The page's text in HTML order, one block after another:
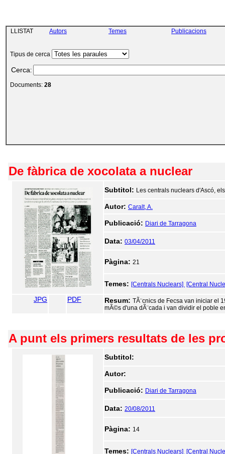
LLISTAT Autors Temes Publicacions
Tipus de cerca
Cerca:
Documents: 28
De fàbrica de xocolata a nuclear
Subtitol: Les centrals nuclears d'Ascó,
Autor: Caralt, A.
Publicació: Diari de Tarragona
Data: 03/04/2011
Pàgina: 21
Temes: [Centrals Nuclears] [Central
JPG PDF Resum: TÃ¨cnics de Fecsa van iniciar el
mÃ©s d'una dÃ¨cada i van dividir el poble
A punt els primers resultats de les
Subtitol:
Autor:
Publicació: Diari de Tarragona
Data: 20/08/2011
Pàgina: 14
Temes: [Centrals Nuclears] [Central